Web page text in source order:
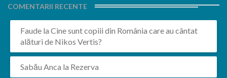
COMENTARII RECENTE
Faude la Cine sunt copiii din România care au cântat
alături de Nikos Vertis?
Sabău Anca la Rezerva